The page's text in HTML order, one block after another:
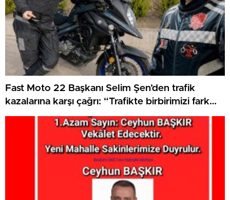
Fast Moto 22 Başkanı Selim Şen’den trafik
kazalarına karşı çağrı: “Trafikte birbirimizi fark
etmek zorundayız”